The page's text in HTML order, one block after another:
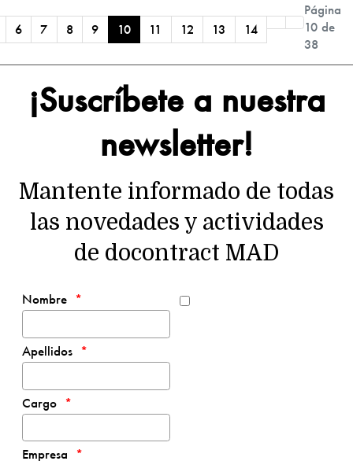
Página
10 de
38
6 7 8 9 10 11 12 13 14
¡Suscríbete a nuestra
newsletter!
Mantente informado de todas
las novedades y actividades
de docontract MAD
Nombre
Apellidos
Cargo
Empresa